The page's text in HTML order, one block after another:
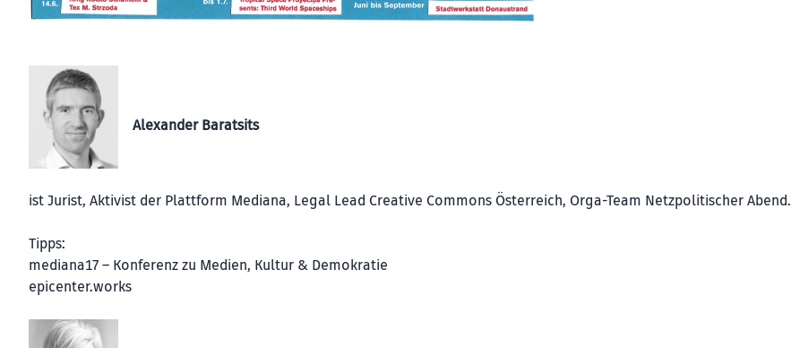
Alexander Baratsits
ist Jurist, Aktivist der Plattform Mediana, Legal Lead Creative Commons Österreich, Orga-Team Netzpolitischer Abend.
Tipps:
mediana17 – Konferenz zu Medien, Kultur & Demokratie
epicenter.works